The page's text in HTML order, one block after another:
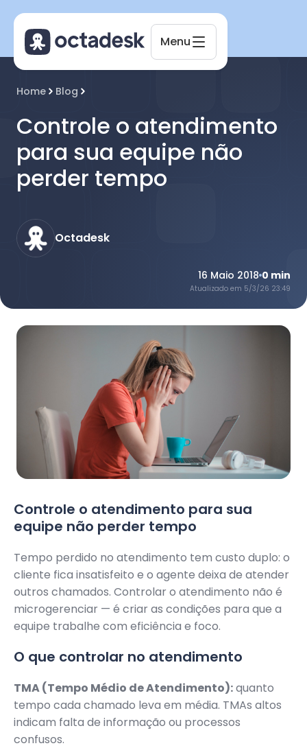
Menu
Home Blog
Controle o atendimento
para sua equipe não
perder tempo
Octadesk
16 Maio 2018 0 min
Atualizado em 5/3/26 23:49
Controle o atendimento para sua
equipe não perder tempo
Tempo perdido no atendimento tem custo duplo: o
cliente fica insatisfeito e o agente deixa de atender
outros chamados. Controlar o atendimento não é
microgerenciar — é criar as condições para que a
equipe trabalhe com eficiência e foco.
O que controlar no atendimento
TMA (Tempo Médio de Atendimento):quanto
tempo cada chamado leva em média. TMAs altos
indicam falta de informação ou processos
confusos.
Octadesk
Online agora